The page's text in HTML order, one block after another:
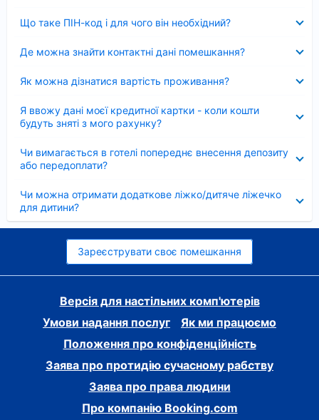
Що таке ПІН-код і для чого він необхідний?
Де можна знайти контактні дані помешкання?
Як можна дізнатися вартість проживання?
Я ввожу дані моєї кредитної картки - коли кошти
будуть зняті з мого рахунку?
Чи вимагається в готелі попереднє внесення депозиту
або передоплати?
Чи можна отримати додаткове ліжко/дитяче ліжечко
для дитини?
Зареєструвати своє помешкання
Версія для настільних комп'ютерів
Умови надання послуг
Як ми працюємо
Положення про конфіденційність
Заява про протидію сучасному рабству
Заява про права людини
Про компанію Booking.com